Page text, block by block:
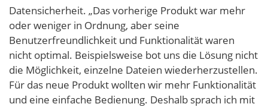
Datensicherheit. „Das vorherige Produkt war mehr
oder weniger in Ordnung, aber seine
Benutzerfreundlichkeit und Funktionalität waren
nicht optimal. Beispielsweise bot uns die Lösung nicht
die Möglichkeit, einzelne Dateien wiederherzustellen.
Für das neue Produkt wollten wir mehr Funktionalität
und eine einfache Bedienung. Deshalb sprach ich mit